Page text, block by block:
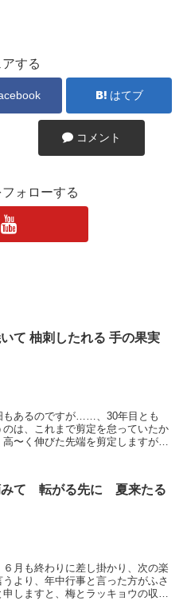
アする
はてブ
コメント
ォローする
て 柚刺したれる 手の果実
もあるのですが……、30年目とも
は、これまで剪定を怠っていたか
〜く伸びた先端を剪定しますが、
みて 転がる先に 夏来たる
月も終わりに差し掛かり、次の楽
より、年中行事と言った方がふさ
しますと、梅とラッキョウの収穫